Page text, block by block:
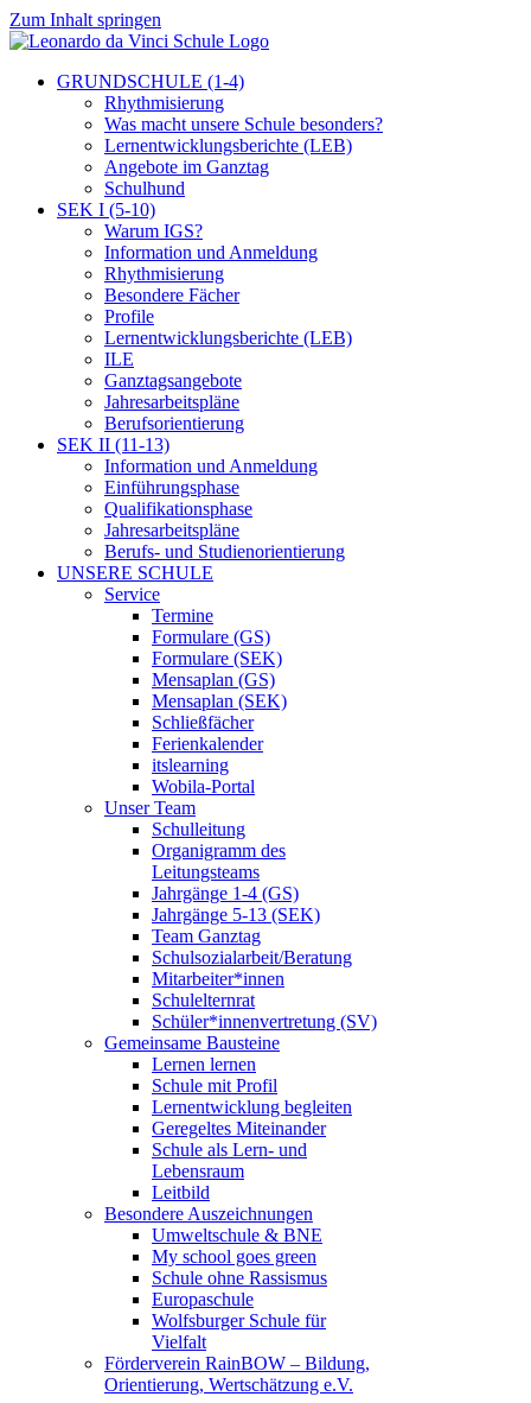
Zum Inhalt springen
GRUNDSCHULE (1-4)
Rhythmisierung
Was macht unsere Schule besonders?
Lernentwicklungsberichte (LEB)
Angebote im Ganztag
Schulhund
SEK I (5-10)
Warum IGS?
Information und Anmeldung
Rhythmisierung
Besondere Fächer
Profile
Lernentwicklungsberichte (LEB)
ILE
Ganztagsangebote
Jahresarbeitspläne
Berufsorientierung
SEK II (11-13)
Information und Anmeldung
Einführungsphase
Qualifikationsphase
Jahresarbeitspläne
Berufs- und Studienorientierung
UNSERE SCHULE
Service
Termine
Formulare (GS)
Formulare (SEK)
Mensaplan (GS)
Mensaplan (SEK)
Schließfächer
Ferienkalender
itslearning
Wobila-Portal
Unser Team
Schulleitung
Organigramm des
Leitungsteams
Jahrgänge 1-4 (GS)
Jahrgänge 5-13 (SEK)
Team Ganztag
Schulsozialarbeit/Beratung
Mitarbeiter*innen
Schulelternrat
Schüler*innenvertretung (SV)
Gemeinsame Bausteine
Lernen lernen
Schule mit Profil
Lernentwicklung begleiten
Geregeltes Miteinander
Schule als Lern- und
Lebensraum
Leitbild
Besondere Auszeichnungen
Umweltschule & BNE
My school goes green
Schule ohne Rassismus
Europaschule
Wolfsburger Schule für
Vielfalt
Förderverein RainBOW – Bildung,
Orientierung, Wertschätzung e.V.